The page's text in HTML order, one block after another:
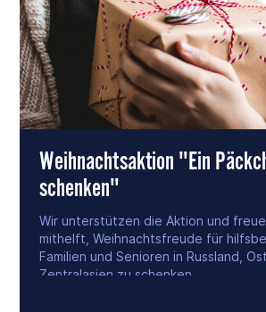
Weihnachtsaktion "Ein
schenken"
Wir unterstützen die Aktion und
mithelft, Weihnachtsfreude für
Familien und Senioren in Russland,
Zentralasien zu schenken.